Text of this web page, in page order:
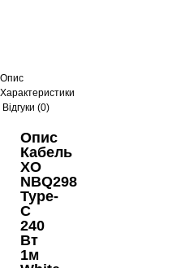
Опис
Характеристики
Відгуки (0)
Опис
Кабель
XO
NBQ298
Type-
C
240
Вт
1м